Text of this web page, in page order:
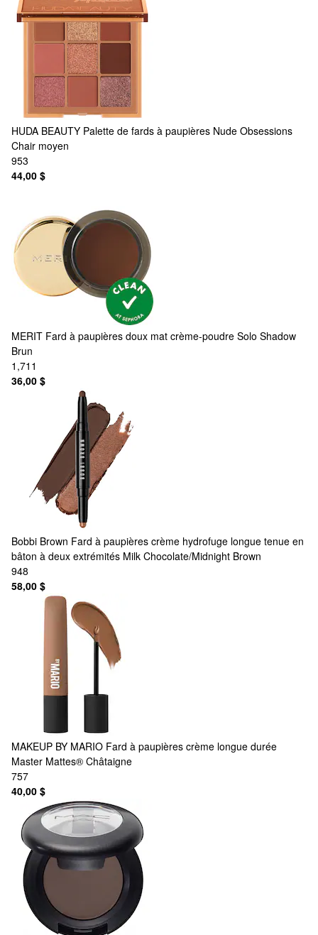
HUDA BEAUTY Palette de fards à paupières Nude Obsessions
Chair moyen
953
44,00 $
MERIT Fard à paupières doux mat crème-poudre Solo Shadow
Brun
1,711
36,00 $
Bobbi Brown Fard à paupières crème hydrofuge longue tenue en
bâton à deux extrémités Milk Chocolate/Midnight Brown
948
58,00 $
MAKEUP BY MARIO Fard à paupières crème longue durée
Master Mattes® Châtaigne
757
40,00 $